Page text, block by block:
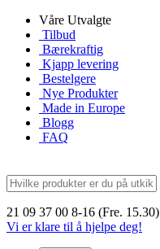
Våre Utvalgte
Tilbud
Bærekraftig
Kjapp levering
Bestelgere
Nye Produkter
Made in Europe
Blogg
FAQ
21 09 37 00 8-16 (Fre. 15.30)
Vi er klare til å hjelpe deg!